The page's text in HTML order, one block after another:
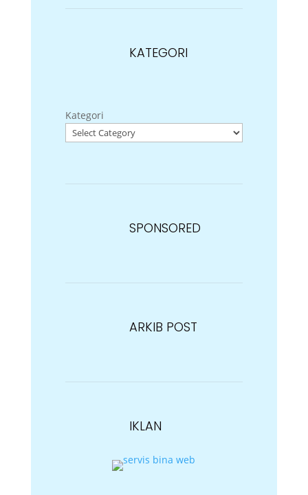
KATEGORI
Kategori
SPONSORED
ARKIB POST
IKLAN